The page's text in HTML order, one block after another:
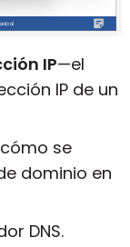
IP—el
IP de un
se
dominio en
DNS.